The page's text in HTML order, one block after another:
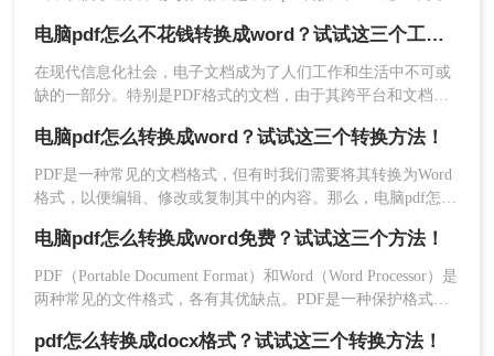
优点：功能全面，支持高质量转换，适合处理
复杂布局的PDF文件。
缺点：需要下载安装软件，占用系统资源；部
分软件可能需要付费使用。
推荐工具：转转大师PDF转换器
操作方法：
1、到转转大师官网处下载安装转转大师：
http://pdftoword.55.la/
用场景，您可以根据自己的需求选择最合适的方式。
电脑pdf怎么不花钱转换成word？试试这三个工具！
在现代信息化社会，电子文档成为了人们工作和生活中不可或
缺的一部分。特别是PDF格式的文档，由于其跨平台和文档保
将PDF文档转换成Word文档，以便于编辑和修改。那么，电脑
pdf怎么不花钱转换成word呢？接下来，我将为大家介绍三种在
电脑上免费将PDF转换成Word的简单方法。
电脑pdf怎么转换成word？试试这三个转换方法！
PDF是一种常见的文档格式，但有时我们需要将其转换为Word
格式，以便编辑、修改或复制其中的内容。那么，电脑pdf怎么
电脑pdf怎么转换成word免费？试试这三个方法！
PDF（Portable Document Format）和Word（Word Processor）是
两种常见的文件格式，各有其优缺点。PDF是一种保护格式的
有时我们需要将PDF文件转换为Word文件，以便进行编辑和修
pdf怎么转换成docx格式？试试这三个转换方法！